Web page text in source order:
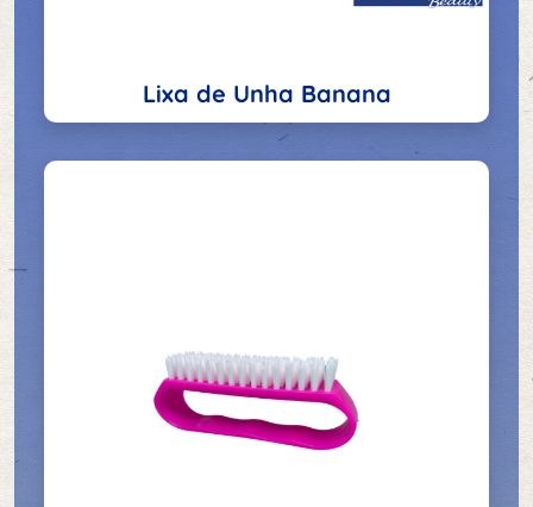
Lixa de Unha Banana